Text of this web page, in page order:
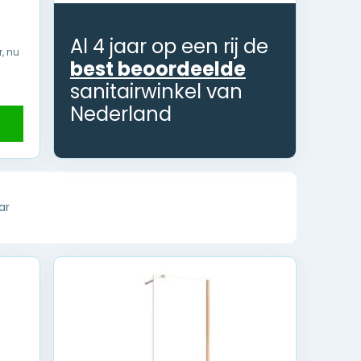
nu
Al 4 jaar op een rij de
best beoordeelde
sanitairwinkel van
Nederland